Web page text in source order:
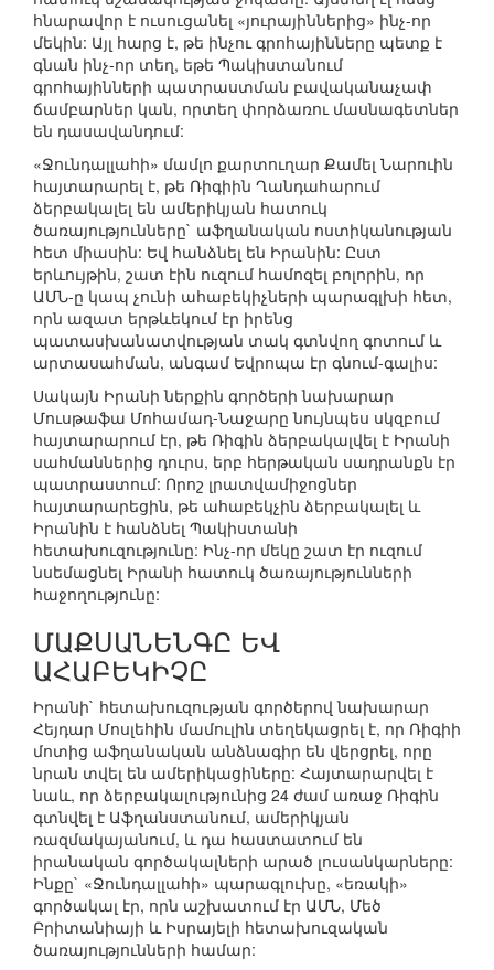
հնարավոր է ուսուցանել «յուրայիններից» ինչ-որ
մեկին: Այլ հարց է, թե ինչու գրոհայինները պետք է
գնան ինչ-որ տեղ, եթե Պակիստանում
գրոհայինների պատրաստման բավականաչափ
ճամբարներ կան, որտեղ փորձառու մասնագետներ
են դասավանդում:
«Ջունդալլահի» մամլո քարտուղար Քամել Նարուին
հայտարարել է, թե Ռիգիին Ղանդահարում
ձերբակալել են ամերիկյան հատուկ
ծառայությունները` աֆղանական ոստիկանության
հետ միասին: Եվ հանձնել են Իրանին: Ըստ
երևույթին, շատ էին ուզում համոզել բոլորին, որ
ԱՄՆ-ը կապ չունի ահաբեկիչների պարագլխի հետ,
որն ազատ երթևեկում էր իրենց
պատասխանատվության տակ գտնվող գոտում և
արտասահման, անգամ Եվրոպա էր գնում-գալիս:
Սակայն Իրանի ներքին գործերի նախարար
Մուսթաֆա Մոհամադ-Նաջարը նույնպես սկզբում
հայտարարում էր, թե Ռիգին ձերբակալվել է Իրանի
սահմաններից դուրս, երբ հերթական սադրանքն էր
պատրաստում: Որոշ լրատվամիջոցներ
հայտարարեցին, թե ահաբեկչին ձերբակալել և
Իրանին է հանձնել Պակիստանի
հետախուզությունը: Ինչ-որ մեկը շատ էր ուզում
նսեմացնել Իրանի հատուկ ծառայությունների
հաջողությունը:
ՄԱՔՍԱՆԵՆԳԸ ԵՎ
ԱՀԱԲԵԿԻՉԸ
Իրանի` հետախուզության գործերով նախարար
Հեյդար Մոսլեհին մամուլին տեղեկացրել է, որ Ռիգիի
մոտից աֆղանական անձնագիր են վերցրել, որը
նրան տվել են ամերիկացիները: Հայտարարվել է
նաև, որ ձերբակալությունից 24 ժամ առաջ Ռիգին
գտնվել է Աֆղանստանում, ամերիկյան
ռազմակայանում, և դա հաստատում են
իրանական գործակալների արած լուսանկարները:
Ինքը` «Ջունդալլահի» պարագլուխը, «եռակի»
գործակալ էր, որն աշխատում էր ԱՄՆ, Մեծ
Բրիտանիայի և Իսրայելի հետախուզական
ծառայությունների համար: